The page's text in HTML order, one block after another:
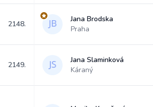
2148.
Jana Brodska
Praha
2149.
Jana Slaminková
Káraný